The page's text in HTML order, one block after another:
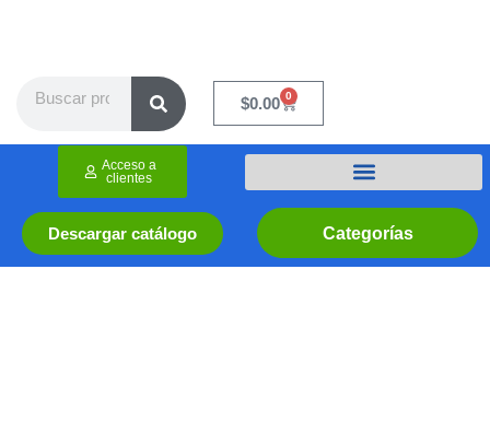
$0.00 0
Cart
Categorías
Descargar catálogo
Acceso a
clientes